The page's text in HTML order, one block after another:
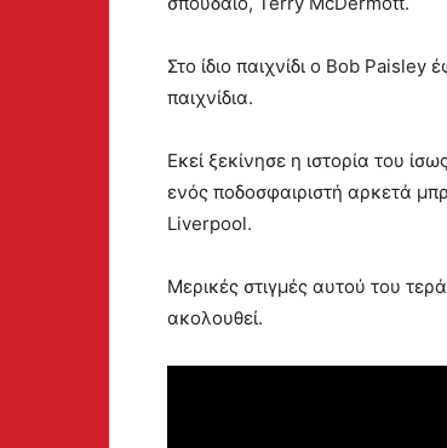
Στο ίδιο παιχνίδι ο Bob
παιχνίδια.
Εκεί ξεκίνησε η ιστορία του
ενός ποδοσφαιριστή αρκετά
Liverpool.
Μερικές στιγμές αυτού του
ακολουθεί.